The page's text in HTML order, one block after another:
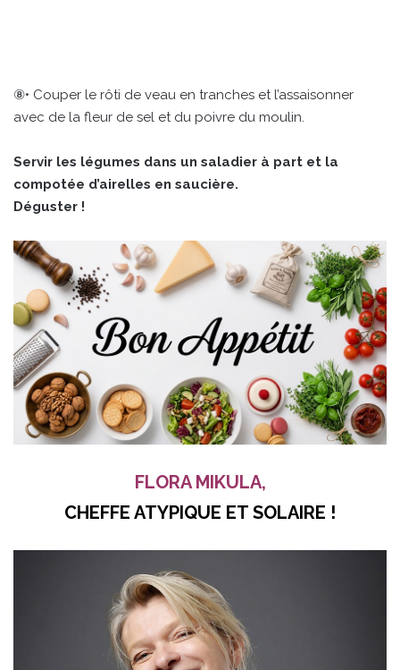
⑧• Couper le rôti de veau en tranches et l’assaisonner
avec de la fleur de sel et du poivre du moulin.
Servir les légumes dans un saladier à part et la
compotée d’airelles en saucière.
Déguster !
FLORA MIKULA,
CHEFFE ATYPIQUE ET SOLAIRE !